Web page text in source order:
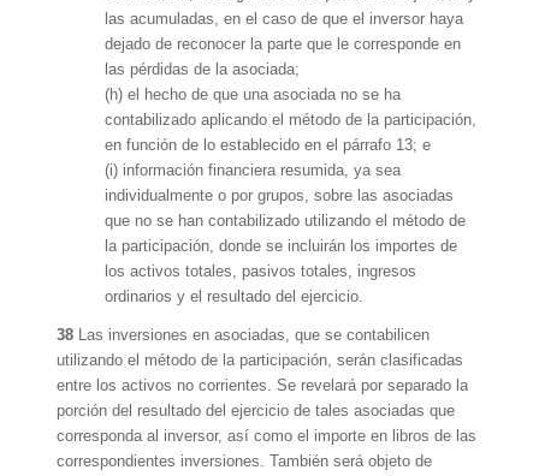
las acumuladas, en el caso de que el inversor haya
dejado de reconocer la parte que le corresponde en
las pérdidas de la asociada;
(h) el hecho de que una asociada no se ha
contabilizado aplicando el método de la participación,
en función de lo establecido en el párrafo 13; e
(i) información financiera resumida, ya sea
individualmente o por grupos, sobre las asociadas
que no se han contabilizado utilizando el método de
la participación, donde se incluirán los importes de
los activos totales, pasivos totales, ingresos
ordinarios y el resultado del ejercicio.
38 Las inversiones en asociadas, que se contabilicen
utilizando el método de la participación, serán clasificadas
entre los activos no corrientes. Se revelará por separado la
porción del resultado del ejercicio de tales asociadas que
corresponda al inversor, así como el importe en libros de las
correspondientes inversiones. También será objeto de